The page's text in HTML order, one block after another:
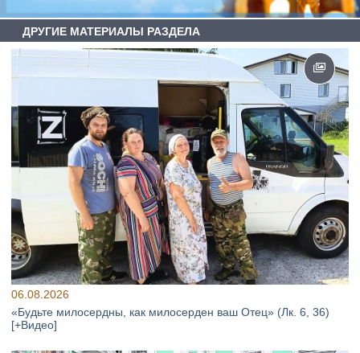
ДРУГИЕ МАТЕРИАЛЫ РАЗДЕЛА
06.08.2026
«Будьте милосердны, как милосерден ваш Отец» (Лк. 6, 36)
[+Видео]